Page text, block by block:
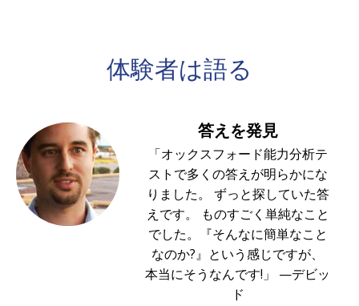
体験者は語る
答えを発見
「オックスフォード能力分析テ
ストで多くの答えが明らかにな
りました。 ずっと探していた答
えです。 ものすごく単純なこと
でした。『そんなに簡単なこと
なのか?』という感じですが、
本当にそうなんです!」 —デビッ
ド